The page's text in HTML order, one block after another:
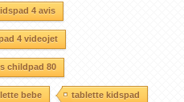
4 avis
4 videojet
childpad 80
bebe tablette kidspad